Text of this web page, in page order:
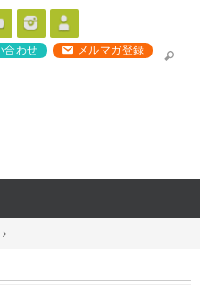
合わせ メルマガ登録